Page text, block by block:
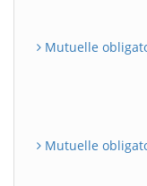
Mutuelle
Mutuelle